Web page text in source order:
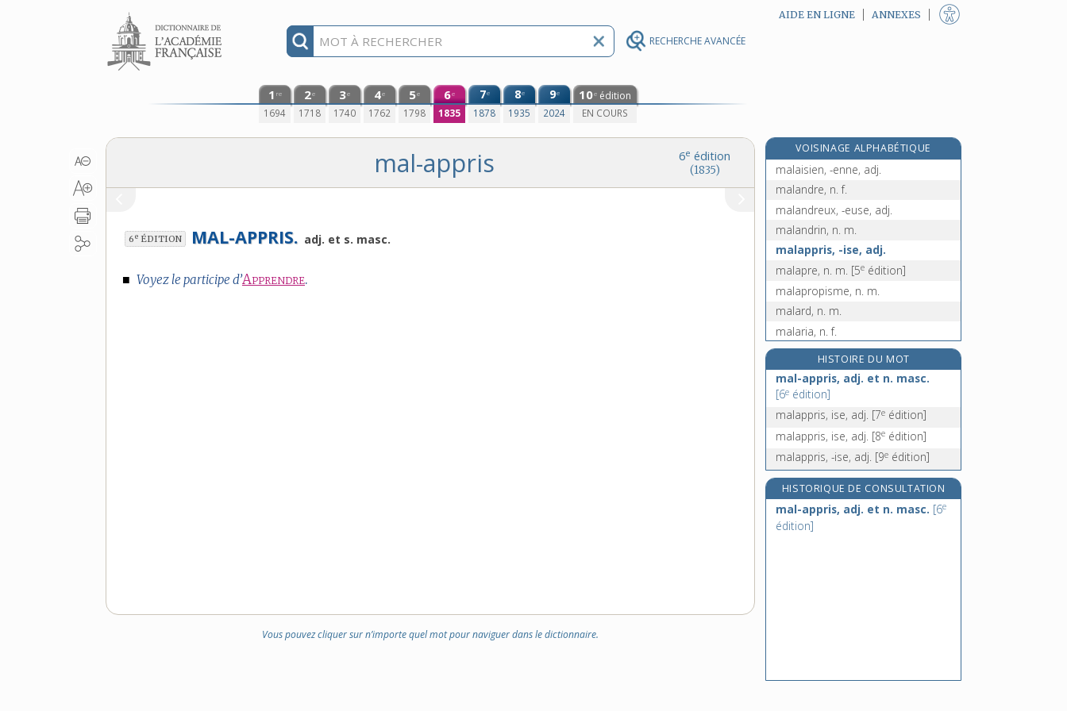
RECHERCHE AVANCÉE
Aller au contenu AIDE EN LIGNE ANNEXES
1 re
1694
2e
1718
3e
1740
4e
1762
5e
1798
6e
1835
7e
1878
8e
1935
9e
2024
10e édition
EN COURS
6e édition
(1835)
mal-appris
6e ÉDITION MAL-APPRIS. adj. et s. masc.
■ Voyez le participe d’Apprendre.
Vous pouvez cliquer sur n’importe quel mot pour naviguer dans le dictionnaire.
VOISINAGE ALPHABÉTIQUE
malaisément, adv.
malaisien, -enne, adj.
malandre, n. f.
malandreux, -euse, adj.
malandrin, n. m.
malappris, -ise, adj.
malapre, n. m. [5e édition]
malapropisme, n. m.
malard, n. m.
malaria, n. f.
malart, n. m.
malaventure, n. f.[1reédition]
malavisé, -ée, adj.
malaxage, n. m.
malaxer, v. tr.
HISTOIRE DU MOT
mal-appris, adj. et n. masc.
[6e édition]
malappris, ise, adj. [7e édition]
malappris, ise, adj. [8e édition]
malappris, -ise, adj. [9e édition]
HISTORIQUE DE CONSULTATION
mal-appris, adj. et n. masc. [6e
édition]